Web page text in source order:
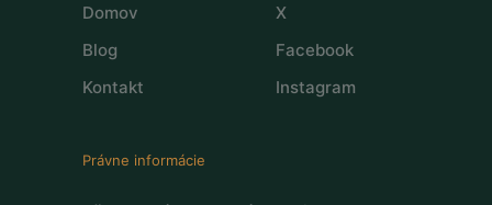
Domov
Blog
Kontakt
X
Facebook
Instagram
Právne informácie